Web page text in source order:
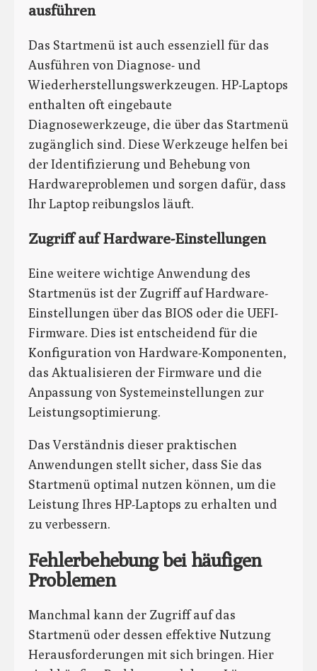
ausführen
Das Startmenü ist auch essenziell für das
Ausführen von Diagnose- und
Wiederherstellungswerkzeugen. HP-Laptops
enthalten oft eingebaute
Diagnosewerkzeuge, die über das Startmenü
zugänglich sind. Diese Werkzeuge helfen bei
der Identifizierung und Behebung von
Hardwareproblemen und sorgen dafür, dass
Ihr Laptop reibungslos läuft.
Zugriff auf Hardware-Einstellungen
Eine weitere wichtige Anwendung des
Startmenüs ist der Zugriff auf Hardware-
Einstellungen über das BIOS oder die UEFI-
Firmware. Dies ist entscheidend für die
Konfiguration von Hardware-Komponenten,
das Aktualisieren der Firmware und die
Anpassung von Systemeinstellungen zur
Leistungsoptimierung.
Das Verständnis dieser praktischen
Anwendungen stellt sicher, dass Sie das
Startmenü optimal nutzen können, um die
Leistung Ihres HP-Laptops zu erhalten und
zu verbessern.
Fehlerbehebung bei häufigen
Problemen
Manchmal kann der Zugriff auf das
Startmenü oder dessen effektive Nutzung
Herausforderungen mit sich bringen. Hier